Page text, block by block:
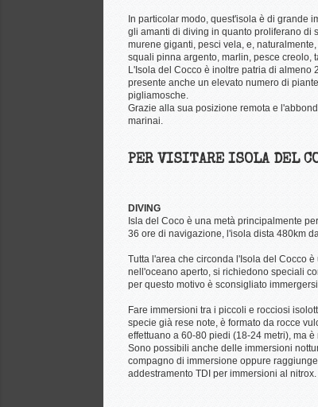
In particolar modo, quest'isola è di grande
gli amanti di diving in quanto proliferano di
murene giganti, pesci vela, e,
squali pinna argento, marlin, pesce creolo,
L'Isola del Cocco è inoltre patria di
presente anche un elevato numero di
pigliamosche.
Grazie alla sua posizione remota e
marinai.
PER VISITARE ISOLA DEL
DIVING
Isla del Coco è una metà principalmente
36 ore di navigazione, l'isola dista 480km
Tutta l'area che circonda l'Isola del Cocco
nell'oceano aperto, si richiedono speciali
per questo motivo è sconsigliato
Fare immersioni tra i piccoli e rocciosi
specie già rese note, è formato da rocce
effettuano a 60-80 piedi (18-24 metri), ma
Sono possibili anche delle immersioni
compagno di immersione oppure
addestramento TDI per immersioni al nitrox.